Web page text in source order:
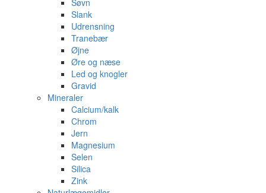
Søvn
Slank
Udrensning
Tranebær
Øjne
Øre og næse
Led og knogler
Gravid
Mineraler
Calcium/kalk
Chrom
Jern
Magnesium
Selen
Silica
Zink